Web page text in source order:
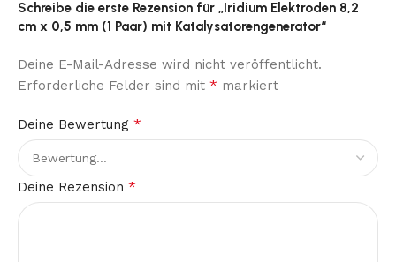
Schreibe die erste Rezension für „Iridium Elektroden 8,2
cm x 0,5 mm (1 Paar) mit Katalysatorengenerator“
Deine E-Mail-Adresse wird nicht veröffentlicht.
Erforderliche Felder sind mit * markiert
Deine Bewertung *
Deine Rezension *